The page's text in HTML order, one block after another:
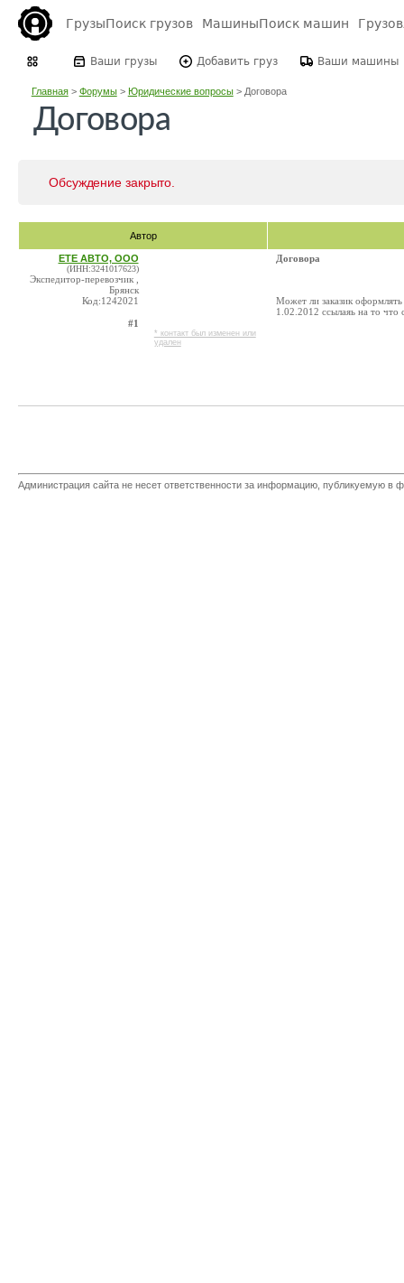
ГрузыПоиск грузов МашиныПоиск машин
Ваши грузы Добавить груз Ваши машины
Главная> Форумы> Юридические вопросы> Договора
Договора
Обсуждение закрыто.
Автор
ЕТЕ АВТО, ООО
(ИНН:3241017623)
Экспедитор-перевозчик ,
Брянск
Код:1242021
#1
* контакт был изменен или
удален
Договора
Может ли заказик
1.02.2012 ссылаяь на то что
Администрация сайта не несет ответственности за информацию, публикуемую